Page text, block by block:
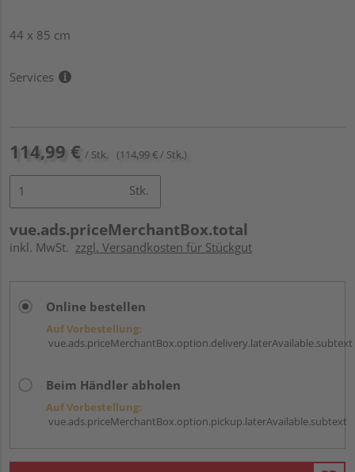
44 x 85 cm
Services
114,99 € / Stk. (114,99 € / Stk.)
Stk.
vue.ads.priceMerchantBox.total
inkl. MwSt. zzgl. Versandkosten für Stückgut
Online bestellen
Auf Vorbestellung:
vue.ads.priceMerchantBox.option.delivery.laterAvailable.subtext
Beim Händler abholen
Auf Vorbestellung:
vue.ads.priceMerchantBox.option.pickup.laterAvailable.subtext